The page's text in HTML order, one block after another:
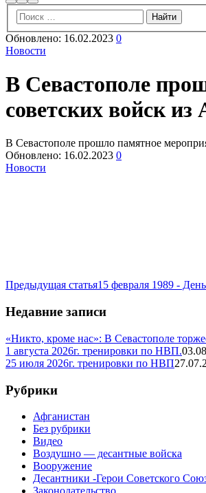
НайтиБольше
информации
Главное
меню
Обновлено: 16.02.2023 0
Новости
В Севастополе
советских войск из
В Севастополе прошло памятное
Обновлено: 16.02.2023 0
Новости
Предыдущая статья15 февраля 1989 -
Недавние записи
«Никто, кроме нас»: В Севастополе
1 августа 2026г. тренировки по НВП.
25 июля 2026г. тренировки по НВП
Рубрики
Афганистан
Без рубрики
Видео
Воздушно — десантные войска
Вооружение
Десантники -Герои Советского